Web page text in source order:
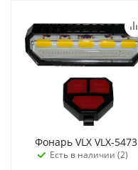
Фонарь VLX VLX-5473
Есть в наличии (2)